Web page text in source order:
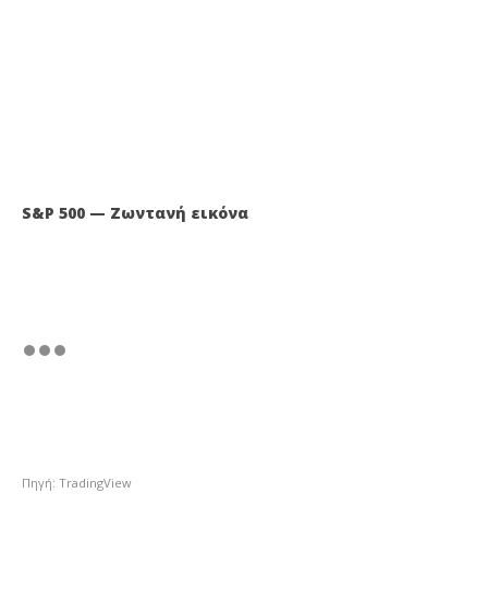
S&P 500 — Ζωντανή εικόνα
Πηγή: TradingView